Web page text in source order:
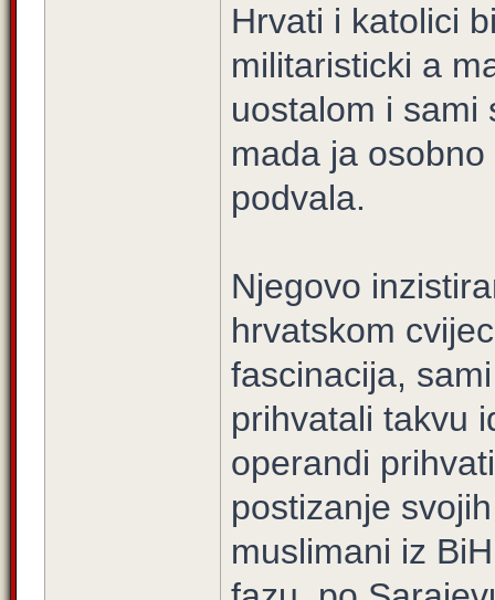
Hrvati i katolici
militaristicki a
uostalom i sami
mada ja
podvala.
Njegovo
hrvatskom
fascinacija,
prihvatali takvu
operandi
postizanje
muslimani iz